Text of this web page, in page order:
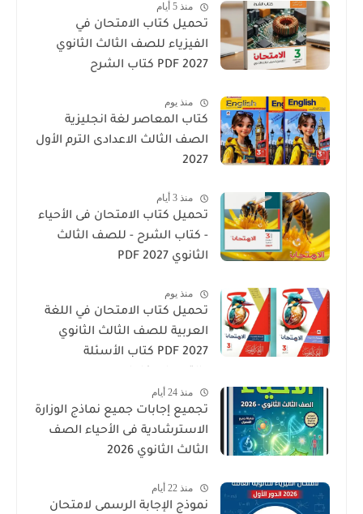
منذ 5 أيام
تحميل كتاب الامتحان في
الفيزياء للصف الثالث الثانوي
2027 PDF كتاب الشرح
منذ يوم
كتاب المعاصر لغة انجليزية
الصف الثالث الاعدادى الترم الأول
2027
منذ 3 أيام
تحميل كتاب الامتحان فى الأحياء
- كتاب الشرح - للصف الثالث
الثانوي 2027 PDF
منذ يوم
تحميل كتاب الامتحان في اللغة
العربية للصف الثالث الثانوي
2027 PDF كتاب الأسئلة
منذ 24 أيام
تجميع إجابات جميع نماذج الوزارة
الاسترشادية فى الأحياء الصف
الثالث الثانوي 2026
منذ 22 أيام
نموذج الإجابة الرسمى لامتحان